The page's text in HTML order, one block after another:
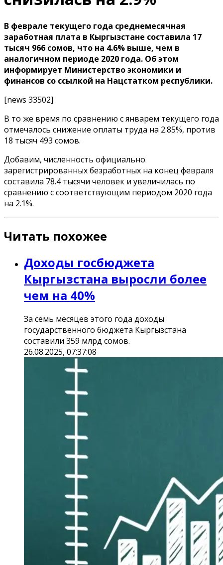
В феврале текущего года среднемесячная
заработная плата в Кыргызстане составила 17
тысяч 966 сомов, что на 4.6% выше, чем в
аналогичном периоде 2020 года. Об этом
информирует Министерство экономики и
финансов со ссылкой на Нацстатком республики.
[news 33502]
В то же время по сравнению с январем текущего года
отмечалось снижение оплаты труда на 2.85%, против
18 тысяч 493 сомов.
Добавим, численность официально
зарегистрированных безработных на конец февраля
составила 78.4 тысячи человек и увеличилась по
сравнению с соответствующим периодом 2020 года
на 2.1%.
Читать похожее
Доходы госбюджета
Кыргызстана выросли более
чем на 40%
За семь месяцев этого года доходы
государственного бюджета Кыргызстана
составили 359 млрд сомов.
26.08.2025, 07:37:08